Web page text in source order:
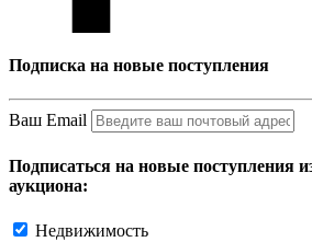
Подписка на новые поступления
Ваш Email
Подписаться на новые поступления
аукциона:
Недвижимость